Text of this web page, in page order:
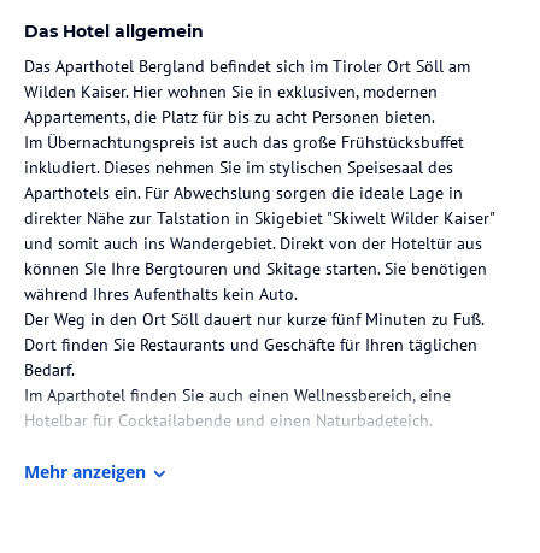
Das Hotel allgemein
Das Aparthotel Bergland befindet sich im Tiroler Ort Söll am
Wilden Kaiser. Hier wohnen Sie in exklusiven, modernen
Appartements, die Platz für bis zu acht Personen bieten.
Im Übernachtungspreis ist auch das große Frühstücksbuffet
inkludiert. Dieses nehmen Sie im stylischen Speisesaal des
Aparthotels ein. Für Abwechslung sorgen die ideale Lage in
direkter Nähe zur Talstation in Skigebiet "Skiwelt Wilder Kaiser"
und somit auch ins Wandergebiet. Direkt von der Hoteltür aus
können SIe Ihre Bergtouren und Skitage starten. Sie benötigen
während Ihres Aufenthalts kein Auto.
Der Weg in den Ort Söll dauert nur kurze fünf Minuten zu Fuß.
Dort finden Sie Restaurants und Geschäfte für Ihren täglichen
Bedarf.
Im Aparthotel finden Sie auch einen Wellnessbereich, eine
Hotelbar für Cocktailabende und einen Naturbadeteich.
Die Lage des Hotels
Mehr anzeigen